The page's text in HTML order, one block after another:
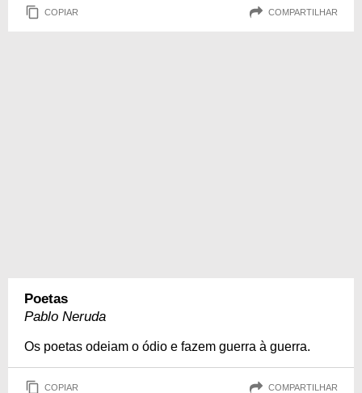
COPIAR COMPARTILHAR
Poetas
Pablo Neruda
Os poetas odeiam o ódio e fazem guerra à guerra.
COPIAR COMPARTILHAR